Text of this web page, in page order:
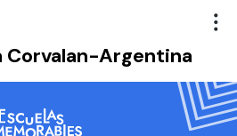
Corvalan-Argentina